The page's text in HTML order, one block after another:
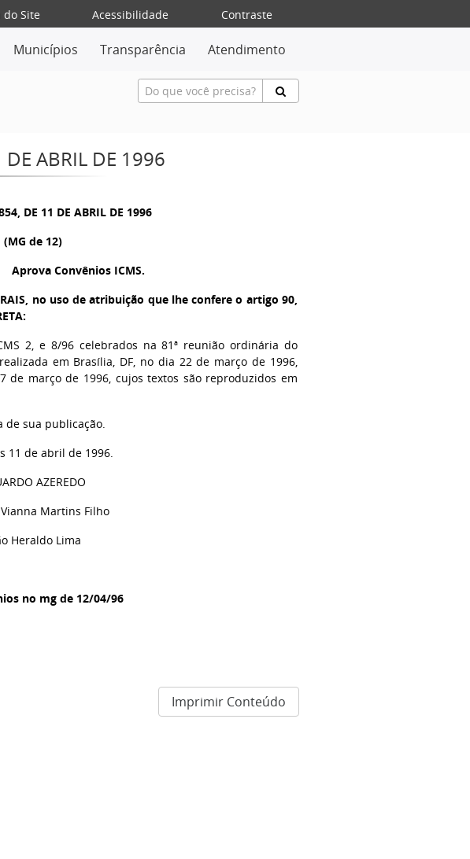
do Site Acessibilidade
Contraste
Municípios Transparência Atendimento
DE ABRIL DE 1996
DE 11 DE ABRIL DE 1996
(MG de 12)
Aprova Convênios ICMS.
no uso de atribuição que lhe confere o artigo 90,
2, e 8/96 celebrados na 81ª reunião ordinária do
em Brasília, DF, no dia 22 de março de 1996,
de março de 1996, cujos textos são reproduzidos em
de sua publicação.
11 de abril de 1996.
AZEREDO
Martins Filho
Heraldo Lima
no mg de 12/04/96
Imprimir Conteúdo